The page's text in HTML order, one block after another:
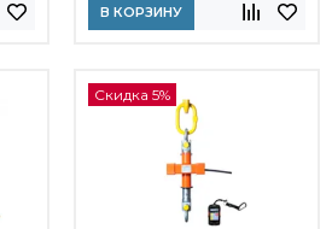
В КОРЗИНУ
Скидка 5%